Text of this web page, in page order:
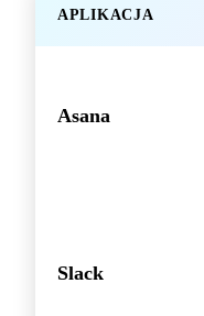
APLIKACJA
Asana
Slack